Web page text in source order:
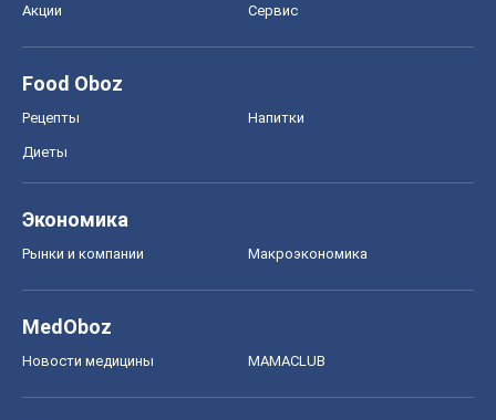
Акции Сервис
Food Oboz
Рецепты Напитки
Диеты
Экономика
Рынки и компании Mакроэкономика
MedOboz
Новости медицины MAMACLUB